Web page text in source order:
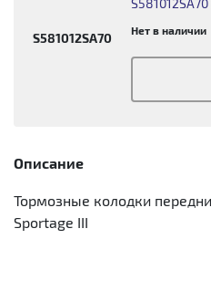
S581012SA70
Нет в наличии
Описание
Тормозные колодки
Sportage III